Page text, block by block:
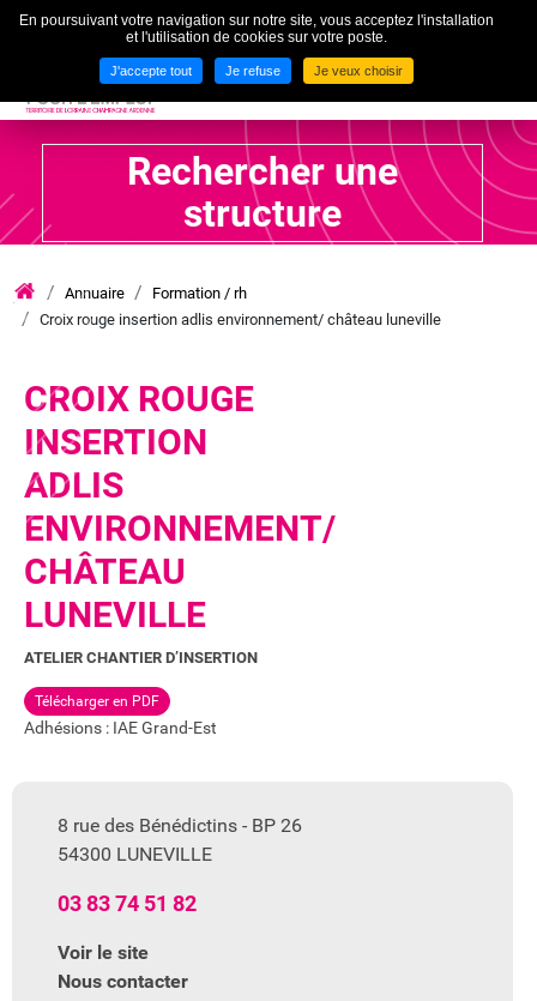
En poursuivant votre navigation sur notre site, vous acceptez l'installation
et l'utilisation de cookies sur votre poste.
J'accepte tout Je refuse Je veux choisir
Rechercher une
structure
iae
grand
Annuaire
Formation / rh
Croix rouge insertion adlis environnement/ château luneville
CROIX ROUGE
INSERTION
ADLIS
ENVIRONNEMENT/
CHÂTEAU
LUNEVILLE
ATELIER CHANTIER D’INSERTION
Télécharger en PDF
Adhésions : IAE Grand-Est
8 rue des Bénédictins - BP 26
54300 LUNEVILLE
03 83 74 51 82
Voir le site
Nous contacter